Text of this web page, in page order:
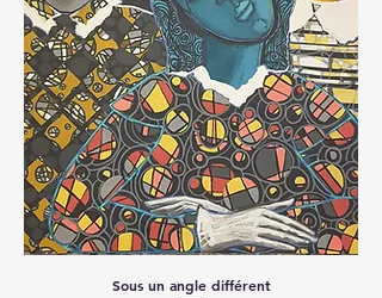
Sous un angle différent